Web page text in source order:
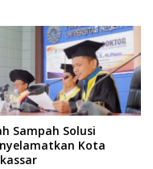
Sampah Solusi
Kota